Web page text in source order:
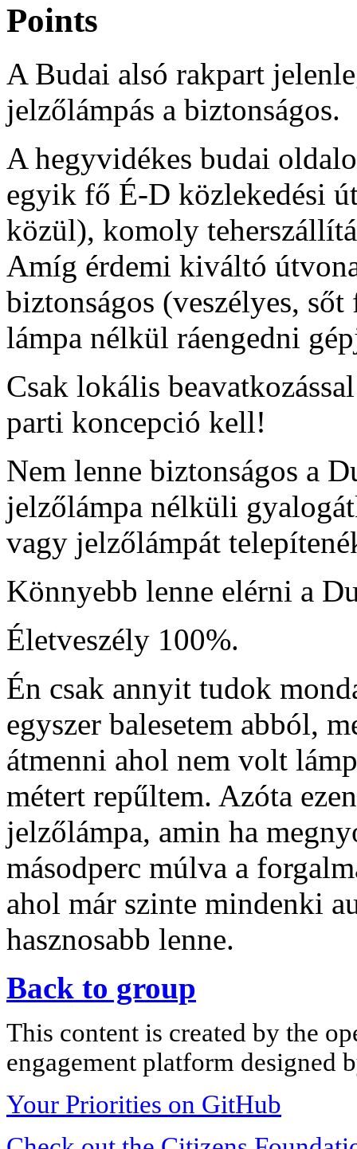
Points
A Budai alsó rakpart
jelzőlámpás a biztonságos.
A hegyvidékes budai
egyik fő É-D közlekedési
közül), komoly
Amíg érdemi kiváltó
biztonságos (veszélyes,
lámpa nélkül ráengedni
Csak lokális
parti koncepció kell!
Nem lenne biztonságos a
jelzőlámpa nélküli
vagy jelzőlámpát
Könnyebb lenne elérni a
Életveszély 100%.
Én csak annyit tudok
egyszer balesetem abból,
átmenni ahol nem volt
métert repűltem. Azóta
jelzőlámpa, amin ha
másodperc múlva a
ahol már szinte mindenki
hasznosabb lenne.
Back to group
This content is created by the
engagement platform designed
Your Priorities on GitHub